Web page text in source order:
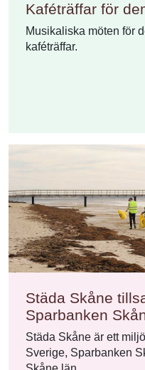
Kaféträffar för
Musikaliska möten för
kaféträffar.
Städa Skåne
Sparbanken
Städa Skåne är ett
Sverige, Sparbanken